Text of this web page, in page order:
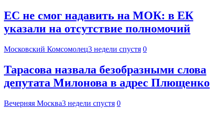
ЕС не смог надавить на МОК: в ЕК
указали на отсутствие полномочий
Московский Комсомолец3 недели спустя 0
Тарасова назвала безобразными слова
депутата Милонова в адрес Плющенко
Вечерняя Москва3 недели спустя 0